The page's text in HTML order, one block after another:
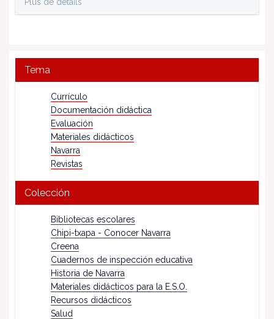
Tema
Currículo
Documentación didáctica
Evaluación
Materiales didácticos
Navarra
Revistas
Colección
Bibliotecas escolares
Chipi-txapa - Conocer Navarra
Creena
Cuadernos de inspección educativa
Historia de Navarra
Materiales didácticos para la E.S.O.
Recursos didácticos
Salud